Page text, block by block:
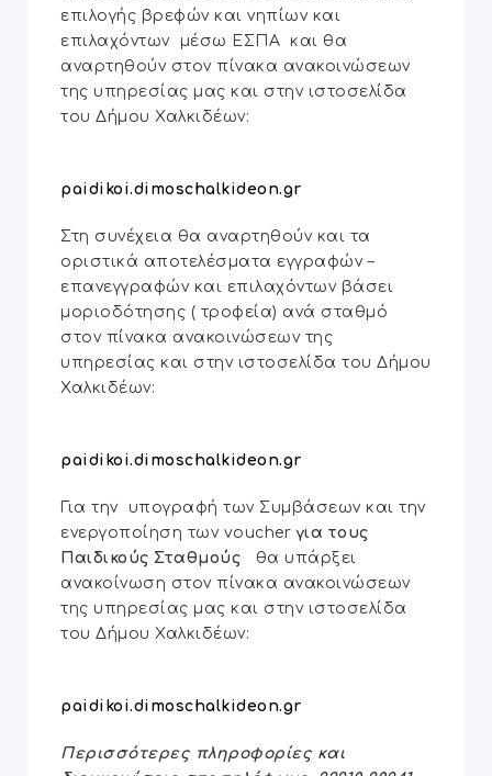
επιλογής βρεφών και νηπίων και
επιλαχόντων μέσω ΕΣΠΑ και θα
αναρτηθούν στον πίνακα ανακοινώσεων
της υπηρεσίας μας και στην ιστοσελίδα
του Δήμου Χαλκιδέων:
paidikoi.dimoschalkideon.gr
Στη συνέχεια θα αναρτηθούν και τα
οριστικά αποτελέσματα εγγραφών –
επανεγγραφών και επιλαχόντων βάσει
μοριοδότησης ( τροφεία) ανά σταθμό
στον πίνακα ανακοινώσεων της
υπηρεσίας και στην ιστοσελίδα του Δήμου
Χαλκιδέων:
paidikoi.dimoschalkideon.gr
Για την υπογραφή των Συμβάσεων και την
ενεργοποίηση των voucher για τους
Παιδικούς Σταθμούς
θα υπάρξει
ανακοίνωση στον πίνακα ανακοινώσεων
της υπηρεσίας μας και στην ιστοσελίδα
του Δήμου Χαλκιδέων:
paidikoi.dimoschalkideon.gr
Περισσότερες πληροφορίες και